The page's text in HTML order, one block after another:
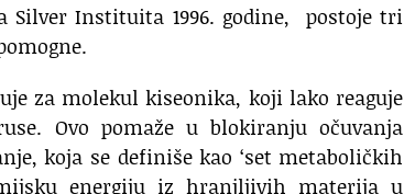
Silver Instituita 1996. godine, postoje tri
za molekul kiseonika, koji lako reaguje
Ovo pomaže u blokiranju očuvanja
koja se definiše kao ‘set metaboličkih
energiju iz hranjljivih materija u